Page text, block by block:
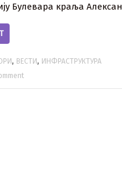
Булевара краља
, ВЕСТИ, ИНФРАСТРУКТУРА